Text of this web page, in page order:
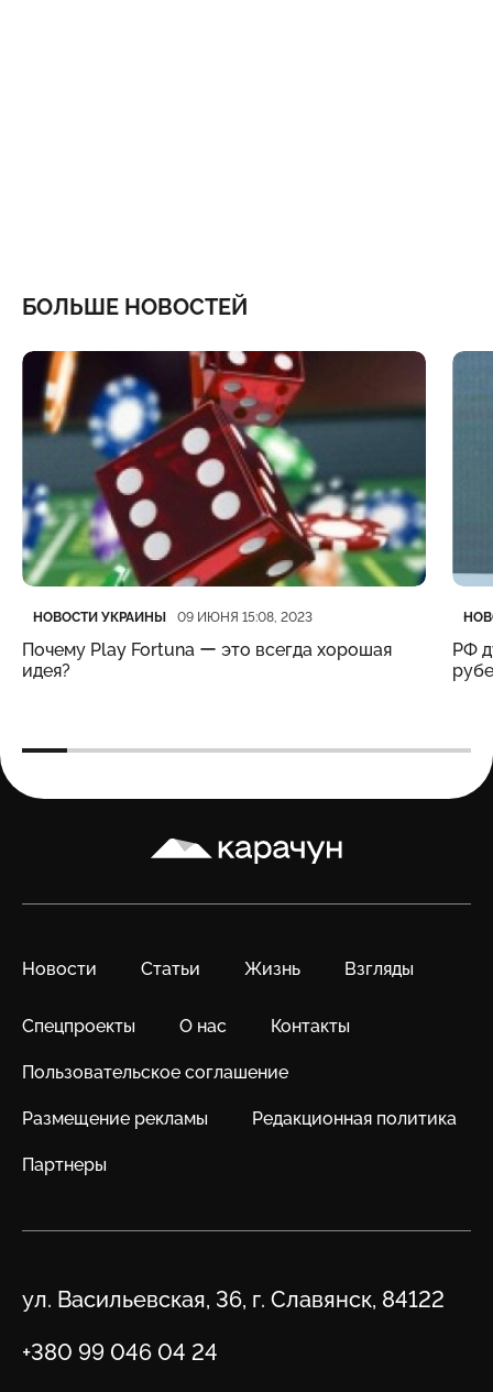
БОЛЬШЕ НОВОСТЕЙ
Категория
НОВОСТИ УКРАИНЫ
Дата публикации 09 ИЮНЯ 15:08, 2023
Почему Play Fortuna ー это всегда хорошая
идея?
РФ
Карачун
Новости Статьи Жизнь Взгляды
Спецпроекты О нас Контакты
Пользовательское соглашение
Размещение рекламы Редакционная политика
Партнеры
Адрес
ул. Васильевская, 36, г. Славянск, 84122
Телефон
+380 99 046 04 24